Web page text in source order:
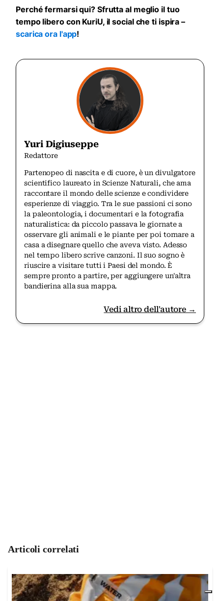
Perché fermarsi qui? Sfrutta al meglio il tuo
tempo libero con KuriU, il social che ti ispira –
scarica ora l'app!
Yuri Digiuseppe
Redattore
Partenopeo di nascita e di cuore, è un divulgatore
scientifico laureato in Scienze Naturali, che ama
raccontare il mondo delle scienze e condividere
esperienze di viaggio. Tra le sue passioni ci sono
la paleontologia, i documentari e la fotografia
naturalistica: da piccolo passava le giornate a
osservare gli animali e le piante per poi tornare a
casa a disegnare quello che aveva visto. Adesso
nel tempo libero scrive canzoni. Il suo sogno è
riuscire a visitare tutti i Paesi del mondo. È
sempre pronto a partire, per aggiungere un'altra
bandierina alla sua mappa.
Vedi altro dell'autore →
Articoli correlati